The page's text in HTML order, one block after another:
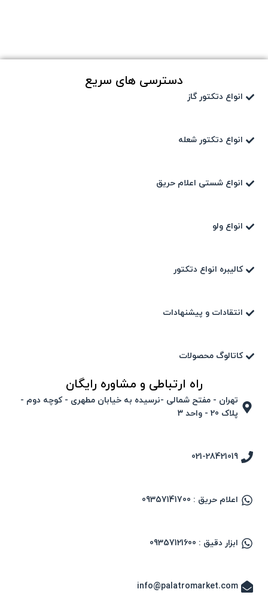
دسترسی های سریع
انواع دتکتور گاز
انواع دتکتور شعله
انواع شستی اعلام حریق
انواع ولو
کالیبره انواع دتکتور
انتقادات و پیشنهادات
کاتالوگ محصولات
راه ارتباطی و مشاوره رایگان
تهران - مفتح شمالی -نرسیده به خیابان مطهری - کوچه دوم -
پلاک 20 - واحد ۳
021-28421019
اعلام حریق : 09357141700
ابزار دقیق : 09357121600
info@palatromarket.com